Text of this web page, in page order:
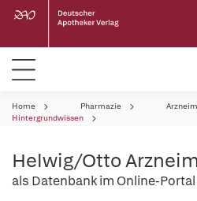
Home Pharmazie
Hintergrundwissen
Helwig/Otto
als Datenbank im Online-